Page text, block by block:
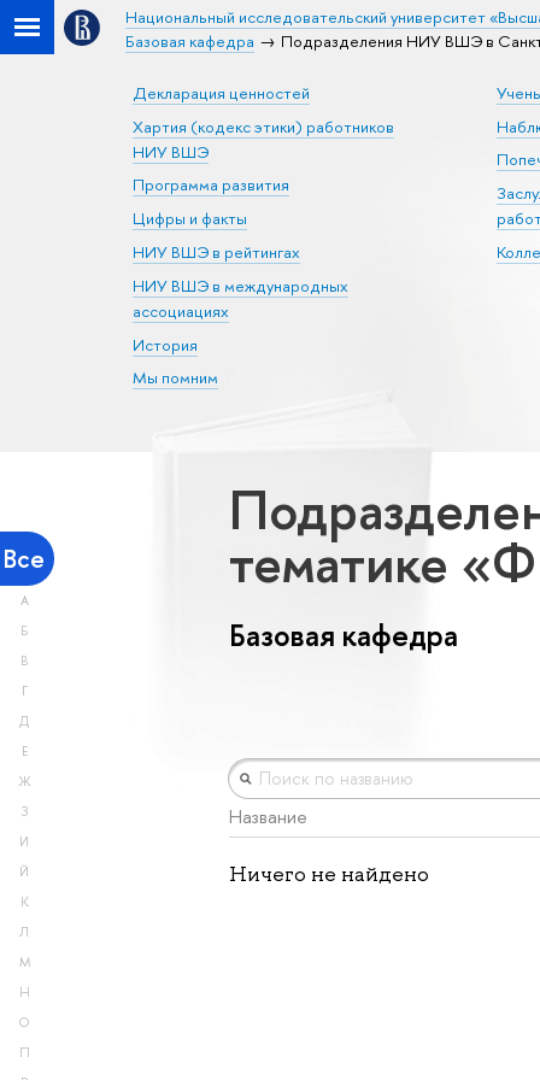
Национальный исследовательский университет
Базовая кафедра
Подразделения НИУ ВШЭ в
Декларация ценностей
Хартия (кодекс этики) работников
НИУ ВШЭ
Программа развития
Цифры и факты
НИУ ВШЭ в рейтингах
НИУ ВШЭ в международных
ассоциациях
История
Мы помним
Все
А
Б
В
Г
Д
Е
Ж
З
И
Й
К
Л
М
Н
О
П
тематике
Базовая кафедра
Название
Ничего не найдено